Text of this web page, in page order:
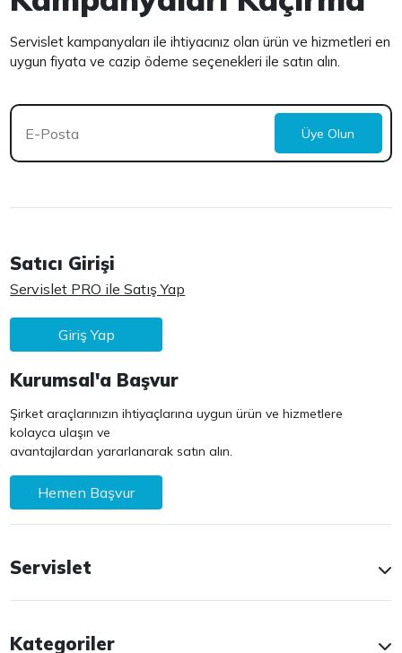
Servislet kampanyaları ile ihtiyacınız olan ürün ve hizmetleri en
uygun fiyata ve cazip ödeme seçenekleri ile satın alın.
Üye Olun
Satıcı Girişi
Servislet PRO ile Satış Yap
Giriş Yap
Kurumsal'a Başvur
Şirket araçlarınızın ihtiyaçlarına uygun ürün ve hizmetlere
kolayca ulaşın ve
avantajlardan yararlanarak satın alın.
Hemen Başvur
Servislet
Kategoriler